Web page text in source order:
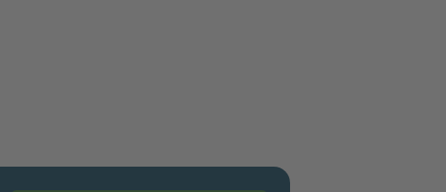
sich besonders mit seiner